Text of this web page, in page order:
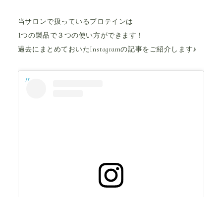
当サロンで扱っているプロテインは
1つの製品で３つの使い方ができます！
過去にまとめておいたInstagramの記事をご紹介します♪